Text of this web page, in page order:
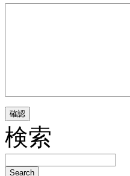
検索